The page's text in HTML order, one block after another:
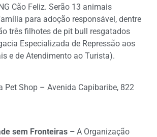
Cão Feliz. Serão 13 animais
para adoção responsável, dentre
três filhotes de pit bull resgatados
Especializada de Repressão aos
e de Atendimento ao Turista).
Pet Shop – Avenida Capibaribe, 822
sem Fronteiras – A Organização